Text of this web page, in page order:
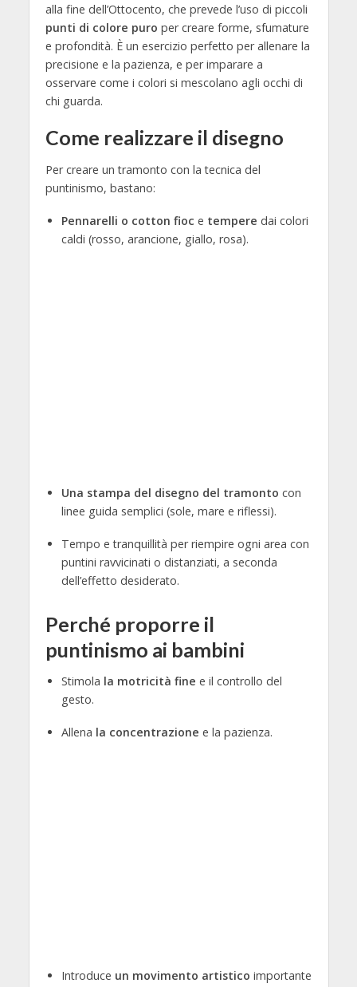
alla fine dell’Ottocento, che prevede l’uso di piccoli
punti di colore puro per creare forme, sfumature
e profondità. È un esercizio perfetto per allenare la
precisione e la pazienza, e per imparare a
osservare come i colori si mescolano agli occhi di
chi guarda.
Come realizzare il disegno
Per creare un tramonto con la tecnica del
puntinismo, bastano:
Pennarelli o cotton fioc e tempere dai colori
caldi (rosso, arancione, giallo, rosa).
Una stampa del disegno del tramonto con
linee guida semplici (sole, mare e riflessi).
Tempo e tranquillità per riempire ogni area con
puntini ravvicinati o distanziati, a seconda
dell’effetto desiderato.
Perché proporre il
puntinismo ai bambini
Stimola la motricità fine e il controllo del
gesto.
Allena la concentrazione e la pazienza.
Introduce un movimento artistico importante